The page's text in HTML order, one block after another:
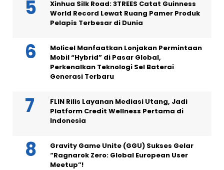
Xinhua Silk Road: 3TREES Catat Guinness
World Record Lewat Ruang Pamer Produk
Pelapis Terbesar di Dunia
Molicel Manfaatkan Lonjakan Permintaan
Mobil “Hybrid” di Pasar Global,
Perkenalkan Teknologi Sel Baterai
Generasi Terbaru
FLIN Rilis Layanan Mediasi Utang, Jadi
Platform Credit Wellness Pertama di
Indonesia
Gravity Game Unite (GGU) Sukses Gelar
“Ragnarok Zero: Global European User
Meetup”!